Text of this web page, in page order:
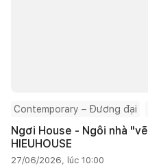
Contemporary – Đương đại
Ngơi House - Ngôi nhà
HIEUHOUSE
27/06/2026, lúc 10:00